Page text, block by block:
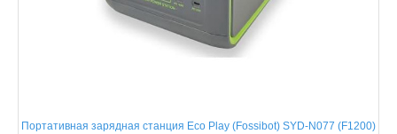
Портативная зарядная станция Eco Play (Fossibot) SYD-N077 (F1200)